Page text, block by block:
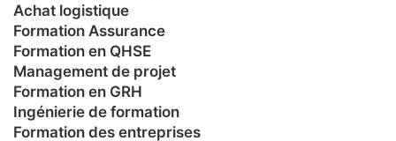
Achat logistique
Formation Assurance
Formation en QHSE
Management de projet
Formation en GRH
Ingénierie de formation
Formation des entreprises